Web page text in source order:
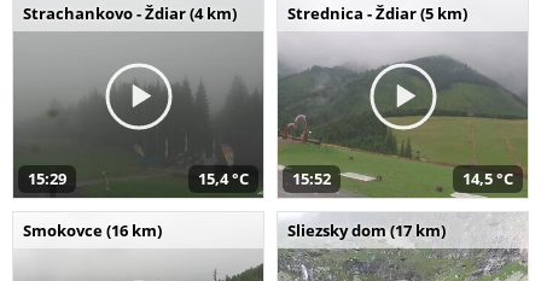
Strachankovo - Ždiar (4 km)
15:29 15,4 °C
Strednica - Ždiar (5 km)
15:52 14,5 °C
Smokovce (16 km) Sliezsky dom (17 km)